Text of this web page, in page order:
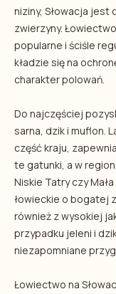
niziny, Słowacja jest
zwierzyny.
popularne i ściśle
kładzie się na
charakter polowań.
Do najczęściej
sarna, dzik i muflon.
część kraju,
te gatunki, a w
Niskie Tatry czy
łowieckie o bogatej
również z wysokiej
przypadku jeleni i
niezapomniane
Łowiectwo na